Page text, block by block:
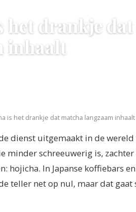
het drankje
inhaalt
is het drankje dat matcha langzaam inhaalt
dienst uitgemaakt in de
minder schreeuwerig is,
hojicha. In Japanse koffiebars
teller net op nul, maar dat gaat